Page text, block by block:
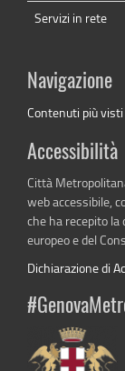
Servizi in rete
Navigazione
Contenuti più visti
Accessibilità
Città
web accessibile,
che ha recepito
europeo e del
Dichiarazione di